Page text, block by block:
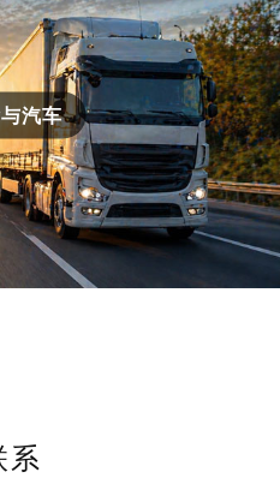
汽车
系